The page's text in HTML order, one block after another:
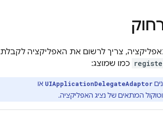
צריך לרשום את האפליקציה לקבלת
כמו שמוצג:
UIApplicationDelegateAdaptor או
המתאים של נציג האפליקציה.